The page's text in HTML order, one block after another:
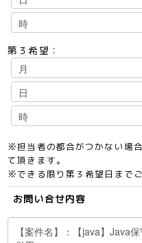
第３希望：
※担当者の都合がつかない場
て頂きます。
※できる限り第３希望日まで
お問い合せ内容